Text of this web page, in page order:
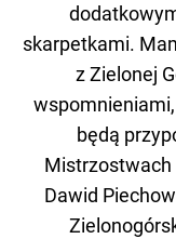
skarpetkami.
z Zielonej
będą
Mistrzostwach
Dawid